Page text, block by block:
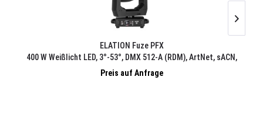
ELATION Fuze PFX
400 W Weißlicht LED, 3°-53°, DMX 512-A (RDM), ArtNet, sACN,
E-Fly
Preis auf Anfrage